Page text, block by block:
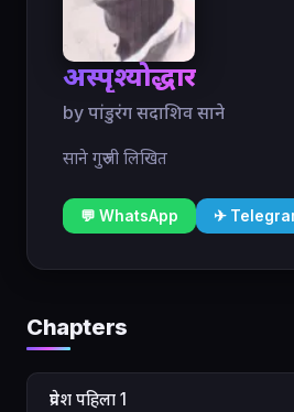
अस्पृश्योद्धार
by पांडुरंग सदाशिव साने
साने गुरुजी लिखित
💬 WhatsApp ✈
Chapters
प्रवेश पहिला 1